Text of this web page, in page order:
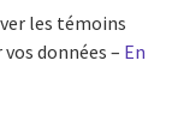
les témoins
données – En